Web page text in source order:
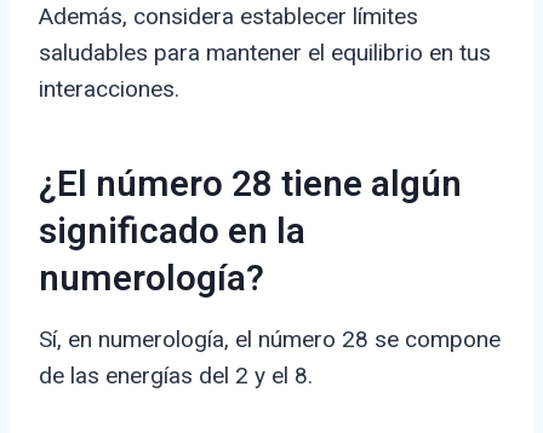
Además, considera establecer límites
saludables para mantener el equilibrio en tus
interacciones.
¿El número 28 tiene algún
significado en la
numerología?
Sí, en numerología, el número 28 se compone
de las energías del 2 y el 8.